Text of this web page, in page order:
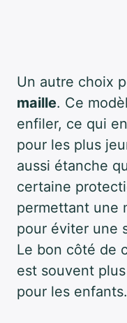
Un autre choix
maille. Ce
enfiler, ce qui
pour les plus
aussi étanche
certaine
permettant une
pour éviter une
Le bon côté de
est souvent
pour les enfants.